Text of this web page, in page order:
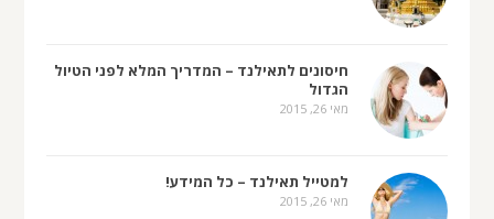
חיסונים לתאילנד – המדריך המלא לפני הטיול
הגדול
מאי 26, 2015
למטייל תאילנד – כל המידע!
מאי 26, 2015